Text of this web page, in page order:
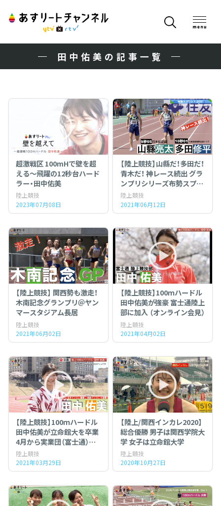
田中佑美の記事一覧
超激戦区 100mHで壁を超
える～飛躍の12秒台ハード
ラー・田中佑美
陸上競技
2023年07月08日
【陸上競技】山縣だ！多田だ！
青木だ！ 神レース続出 グラ
ンプリシリーズ布勢スプリ
ント
陸上競技
2021年06月12日
【陸上競技】 関西勢も激走！
木南記念グランプリ＠ヤン
マースタジアム長居
陸上競技
2021年06月02日
【陸上競技】100ｍハードル
田中佑美が強豪 富士通陸上
部に加入 （オンライン会見）
陸上競技
2021年04月02日
【陸上競技】100ｍハードル
田中佑美が立命館大を卒業
4月から実業団（富士通）で
競技続行
陸上競技
2021年03月29日
【陸上/関西インカレ2020】
総合優勝 男子は関西学院大
学 女子は立命館大学
陸上競技
2020年10月27日